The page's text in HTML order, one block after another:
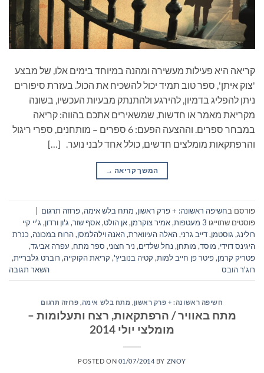
קריאה היא פעילות מעשירה ומהנה במיוחד בימים אלו, של מבצע
'צוק איתן', ספר טוב תמיד יכול להשכיח את הכול. בעזרת סיפורים
ניתן להפליג בדמיון, להירגע ולהתנתק מבעיות העכשיו, בשונה
מקריאת מאמר או חדשות, שמשאירים אתכם בהווה: קריאה
במבחר ספרים. וההצעה הפעם: 6 ספרים – מותחנים, ספרי ריגול
והרפתקאות מומלצים חדשים, כולל אחד לבני נוער. […]
המשך קריאה →
פורסם בחשיפה ראשונה: + פרק ראשון, מתח בלש אימה,פרוזה תרגום
פוסטים שתוייגו 3 מעטפות ,אמיר צוקרמן,אן הולט,אסף שור, ג'ון ורדון, ג'יי קיי
רולינג, גוסטמן,דייב גרני,האלה העיווארת,האנה וילהלמסן,הרוח במכונה, כנרת
היגינס דוידי, מוסד, מותחן, נחל שלדים, ניר חצוני, ספר מתח, עפרה אביגד,
פטריק קרמן,פיטר פן חייב למות, קטיה בנוביץ', קריאת הקוקייה, רוברט גלבריית,
רוג'ר הובס
השאר תגובה
חשיפה ראשונה: + פרק ראשון מתח בלש אימה פרוזה תרגום
מתח באוויר / הרפתקאות, רצח ותעלומות –
מומלצי יולי 2014
POSTED ON 01/07/2014 BY ZNOY